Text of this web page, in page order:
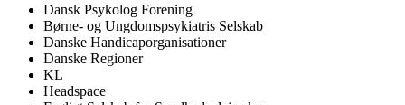
Dansk Psykolog Forening
Børne- og Ungdomspsykiatris Selskab
Danske Handicaporganisationer
Danske Regioner
KL
Headspace